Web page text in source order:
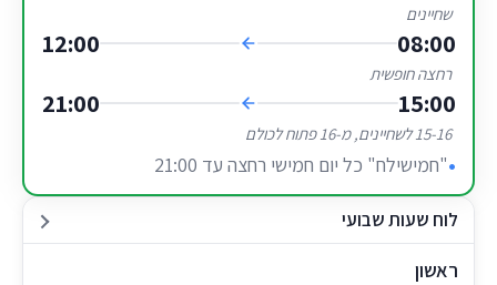
שחיינים
08:00
12:00
רחצה חופשית
15:00
21:00
15-16 לשחיינים, מ-16 פתוח לכולם
"חמישילח" כל יום חמישי רחצה עד 21:00
לוח שעות שבועי
ראשון